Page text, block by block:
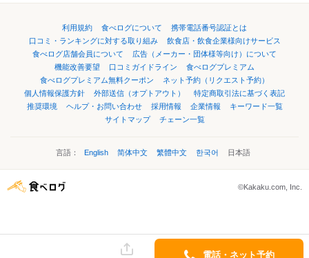
利用規約 食べログについて
携帯電話番号認証とは
口コミ・ランキングに対する取り組み
飲食店・飲食企業様向けサービス
食べログ店舗会員について
広告（メーカー・団体様等向け）について
機能改善要望
口コミガイドライン
食べログプレミアム
食べログプレミアム無料クーポン
ネット予約（リクエスト予約）
個人情報保護方針
外部送信（オプトアウト）
特定商取引法に基づく表記
推奨環境
ヘルプ・お問い合わせ 採用情報 企業情報
キーワード一覧
サイトマップ
チェーン一覧
言語： English 简体中文 繁體中文 한국어 日本語
©Kakaku.com, Inc.
電話・ネット予約